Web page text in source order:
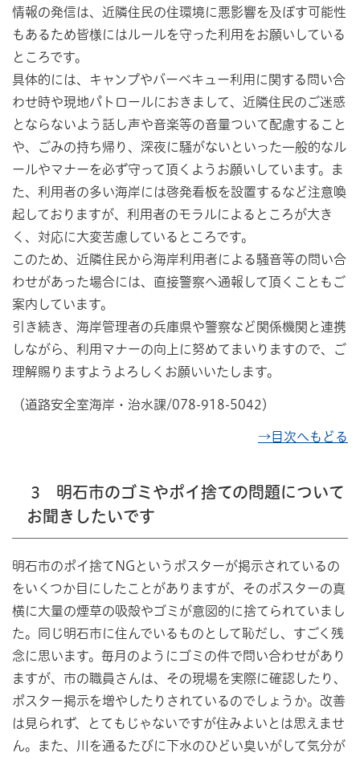
情報の発信は、近隣住民の住環境に悪影響を及ぼす可能性
もあるため皆様にはルールを守った利用をお願いしている
ところです。
具体的には、キャンプやバーベキュー利用に関する問い合
わせ時や現地パトロールにおきまして、近隣住民のご迷惑
とならないよう話し声や音楽等の音量ついて配慮すること
や、ごみの持ち帰り、深夜に騒がないといった一般的なル
ールやマナーを必ず守って頂くようお願いしています。ま
た、利用者の多い海岸には啓発看板を設置するなど注意喚
起しておりますが、利用者のモラルによるところが大き
く、対応に大変苦慮しているところです。
このため、近隣住民から海岸利用者による騒音等の問い合
わせがあった場合には、直接警察へ通報して頂くこともご
案内しています。
引き続き、海岸管理者の兵庫県や警察など関係機関と連携
しながら、利用マナーの向上に努めてまいりますので、ご
理解賜りますようよろしくお願いいたします。
（道路安全室海岸・治水課/078-918-5042）
→目次へもどる
3 明石市のゴミやポイ捨ての問題について
お聞きしたいです
明石市のポイ捨てNGというポスターが掲示されているの
をいくつか目にしたことがありますが、そのポスターの真
横に大量の煙草の吸殻やゴミが意図的に捨てられていまし
た。同じ明石市に住んでいるものとして恥だし、すごく残
念に思います。毎月のようにゴミの件で問い合わせがあり
ますが、市の職員さんは、その現場を実際に確認したり、
ポスター掲示を増やしたりされているのでしょうか。改善
は見られず、とてもじゃないですが住みよいとは思えませ
ん。また、川を通るたびに下水のひどい臭いがして気分が